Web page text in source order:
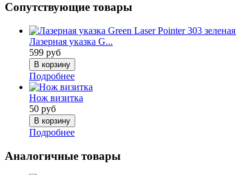
Сопутствующие товары
Лазерная указка G...
599 руб
Подробнее
Нож визитка
50 руб
Подробнее
Аналогичные товары